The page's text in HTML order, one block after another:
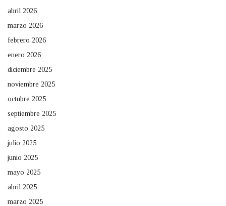
abril 2026
marzo 2026
febrero 2026
enero 2026
diciembre 2025
noviembre 2025
octubre 2025
septiembre 2025
agosto 2025
julio 2025
junio 2025
mayo 2025
abril 2025
marzo 2025